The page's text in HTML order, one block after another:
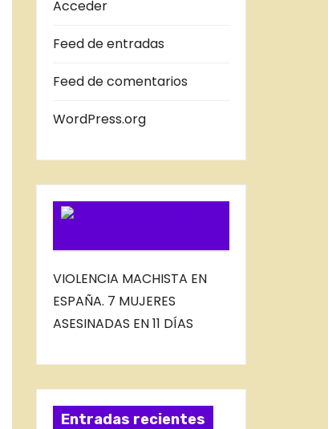
D
B
O
G
Acceder
Feed de entradas
Feed de comentarios
WordPress.org
VIOLENCIA MACHISTA EN
ESPAÑA. 7 MUJERES
ASESINADAS EN 11 DÍAS
Entradas recientes